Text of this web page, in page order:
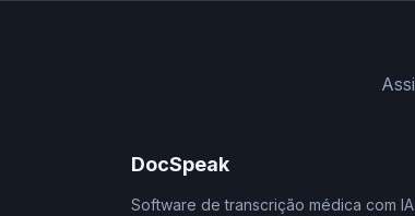
DocSpeak
Software de transcrição médica com